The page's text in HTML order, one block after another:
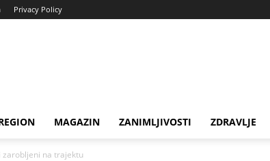
Privacy Policy
MAGAZIN ZANIMLJIVOSTI ZDRAVLJE
na trajektu